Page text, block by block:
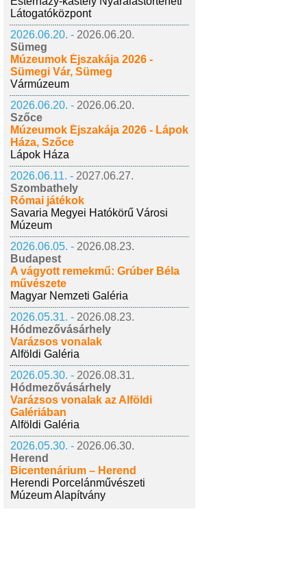
Látogatóközpont
2026.06.20. - 2026.06.20.
Sümeg
Múzeumok Éjszakája 2026 -
Sümegi Vár, Sümeg
Vármúzeum
2026.06.20. - 2026.06.20.
Szőce
Múzeumok Éjszakája 2026 - Lápok
Háza, Szőce
Lápok Háza
2026.06.11. - 2027.06.27.
Szombathely
Római játékok
Savaria Megyei Hatókörű Városi
Múzeum
2026.06.05. - 2026.08.23.
Budapest
A vágyott remekmű: Grúber Béla
művészete
Magyar Nemzeti Galéria
2026.05.31. - 2026.08.23.
Hódmezővásárhely
Varázsos vonalak
Alföldi Galéria
2026.05.30. - 2026.08.31.
Hódmezővásárhely
Varázsos vonalak az Alföldi
Galériában
Alföldi Galéria
2026.05.30. - 2026.06.30.
Herend
Bicentenárium – Herend
Herendi Porcelánművészeti
Múzeum Alapítvány